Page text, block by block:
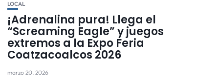
LOCAL
¡Adrenalina pura! Llega el
“Screaming Eagle” y juegos
extremos a la Expo Feria
Coatzacoalcos 2026
marzo 20, 2026